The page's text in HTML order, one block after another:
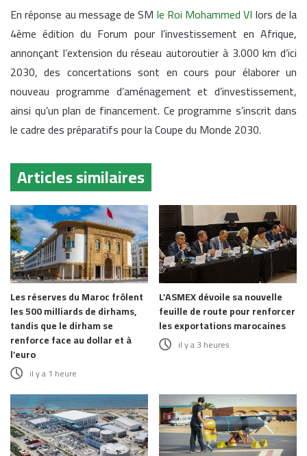
En réponse au message de SM le Roi Mohammed VI lors de la
4ème édition du Forum pour l’investissement en Afrique,
annonçant l’extension du réseau autoroutier à 3.000 km d’ici
2030, des concertations sont en cours pour élaborer un
nouveau programme d’aménagement et d’investissement,
ainsi qu’un plan de financement. Ce programme s’inscrit dans
le cadre des préparatifs pour la Coupe du Monde 2030.
Articles similaires
Les réserves du Maroc frôlent
les 500 milliards de dirhams,
tandis que le dirham se
renforce face au dollar et à
l’euro
il y a 1 heure
L’ASMEX dévoile sa nouvelle
feuille de route pour renforcer
les exportations marocaines
il y a 3 heures